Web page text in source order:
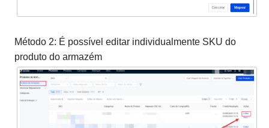
Método 2: É possível editar individualmente SKU do
produto do armazém